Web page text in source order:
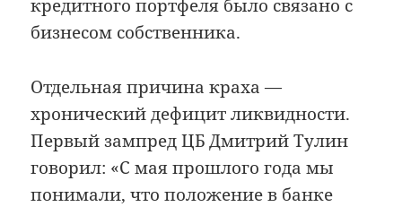
кредитного портфеля было связано с
бизнесом собственника.
Отдельная причина краха —
хронический дефицит ликвидности.
Первый зампред ЦБ Дмитрий Тулин
говорил: «С мая прошлого года мы
понимали, что положение в банке